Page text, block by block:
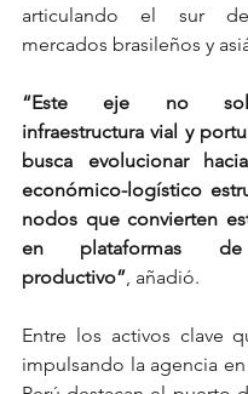
articulando el sur
mercados brasileños y
“Este eje no
infraestructura vial y
busca evolucionar
económico-logístico
nodos que convierten
en plataformas de
productivo”, añadió.
Entre los activos clave
impulsando la agencia